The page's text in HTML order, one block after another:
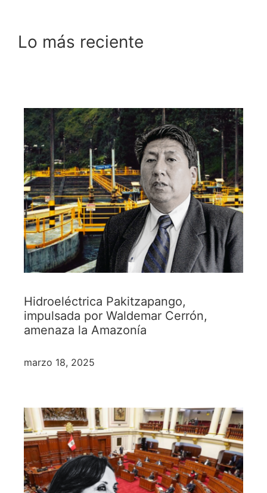
Lo más reciente
Hidroeléctrica Pakitzapango,
impulsada por Waldemar Cerrón,
amenaza la Amazonía
marzo 18, 2025